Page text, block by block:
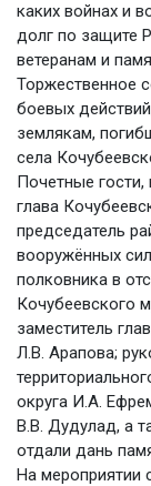
каких войнах и
долг по защите
ветеранам и
Торжественное
боевых
землякам,
села
Почетные гости,
глава
председатель
вооружённых
полковника в
Кочубеевского
заместитель
Л.В. Арапова;
округа И.А.
В.В. Дудулад, а
отдали дань
На мероприятии